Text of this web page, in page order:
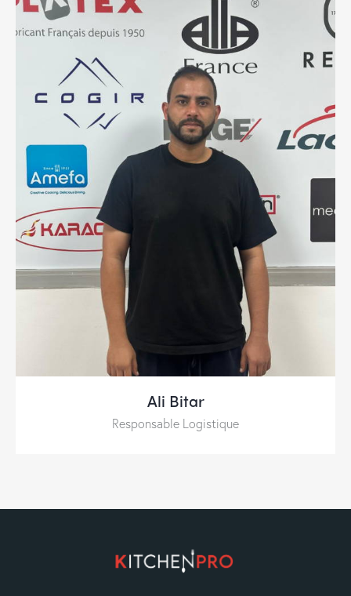
Ali Bitar
Responsable Logistique